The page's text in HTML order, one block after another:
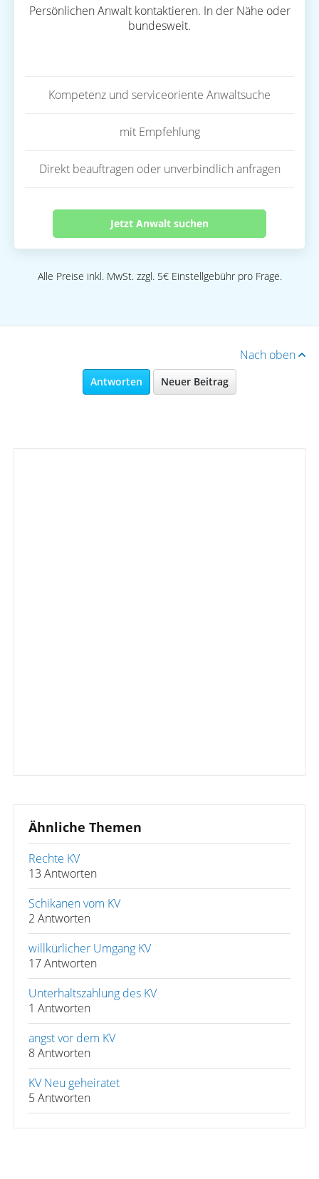
Persönlichen Anwalt kontaktieren. In der Nähe oder
bundesweit.
Kompetenz und serviceoriente Anwaltsuche
mit Empfehlung
Direkt beauftragen oder unverbindlich anfragen
Jetzt Anwalt suchen
Alle Preise inkl. MwSt. zzgl. 5€ Einstellgebühr pro Frage.
Nach oben
Antworten Neuer Beitrag
Ähnliche Themen
Rechte KV
13 Antworten
Schikanen vom KV
2 Antworten
willkürlicher Umgang KV
17 Antworten
Unterhaltszahlung des KV
1 Antworten
angst vor dem KV
8 Antworten
KV Neu geheiratet
5 Antworten